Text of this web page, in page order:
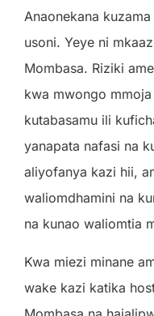
Anaonekana
usoni. Yeye ni
Mombasa. Riziki
kwa mwongo
kutabasamu ili
yanapata nafasi na
aliyofanya kazi hii,
waliomdhamini na
na kunao waliomtia
Kwa miezi minane
wake kazi katika